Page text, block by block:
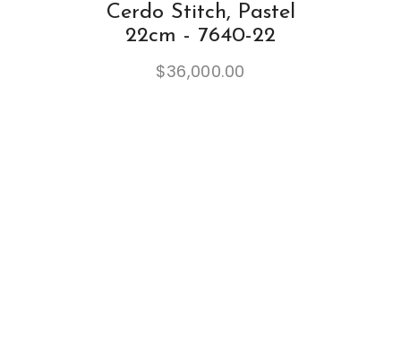
Cerdo Stitch, Pastel
22cm - 7640-22
$36,000.00